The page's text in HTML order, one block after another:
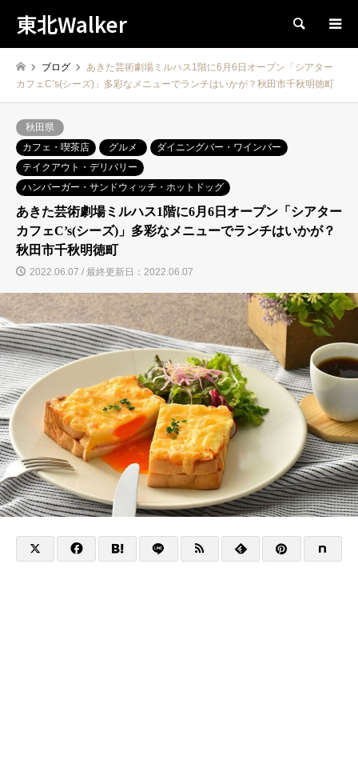
東北Walker 検索
ブログ
あきた芸術劇場ミルハス1階に6月6日オープン「シアター
カフェC’s(シーズ)」多彩なメニューでランチはいかが？秋田市千秋明徳町
秋田県
カフェ・喫茶店
グルメ
ダイニングバー・ワインバー
テイクアウト・デリバリー
ハンバーガー・サンドウィッチ・ホットドッグ
あきた芸術劇場ミルハス1階に6月6日オープン「シアター
カフェC’s(シーズ)」多彩なメニューでランチはいかが？
秋田市千秋明徳町
2022.06.07 / 最終更新日：2022.06.07